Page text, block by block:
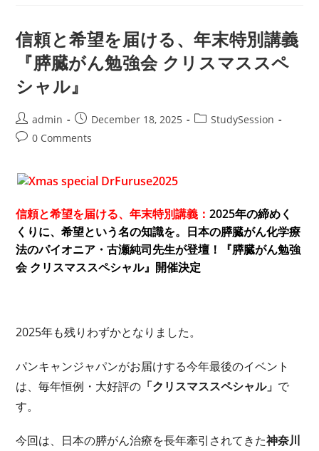
が
ん
の
危
険
信頼と希望を届ける、年末特別講義
『膵臓がん勉強会 クリスマススペ
シャル』
Post
author:
admin
Post
published:
December 18, 2025
PostStudySession
Post0 Comments
信頼と希望を届ける、年末特別講義：2025年の締めく
くりに、希望という名の知識を。日本の膵臓がん化学療
法のパイオニア・古瀬純司先生が登壇！『膵臓がん勉強
会 クリスマススペシャル』開催決定
2025年も残りわずかとなりました。
パンキャンジャパンがお届けする今年最後のイベント
は、毎年恒例・大好評の 「クリスマススペシャル」 で
す。
今回は、日本の膵がん治療を長年牽引されてきた神奈川